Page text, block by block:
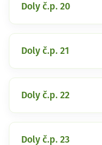
Doly č.p. 20
Doly č.p. 21
Doly č.p. 22
Doly č.p. 23